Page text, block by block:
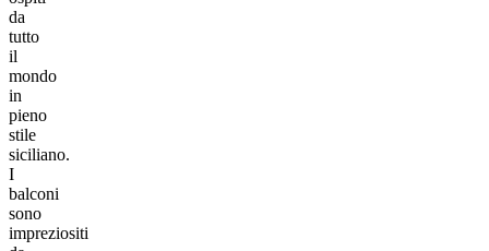
da
tutto
il
mondo
in
pieno
stile
siciliano.
I
balconi
sono
impreziositi